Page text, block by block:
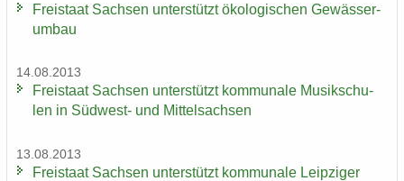
Frei­staat Sach­sen un­ter­stützt öko­lo­gi­schen Ge­wäs­ser­
um­bau
14.08.2013
Frei­staat Sach­sen un­ter­stützt kom­mu­na­le Mu­sik­schu­
len in Südwest-​ und Mit­tel­sach­sen
13.08.2013
Frei­staat Sach­sen un­ter­stützt kom­mu­na­le Leip­zi­ger